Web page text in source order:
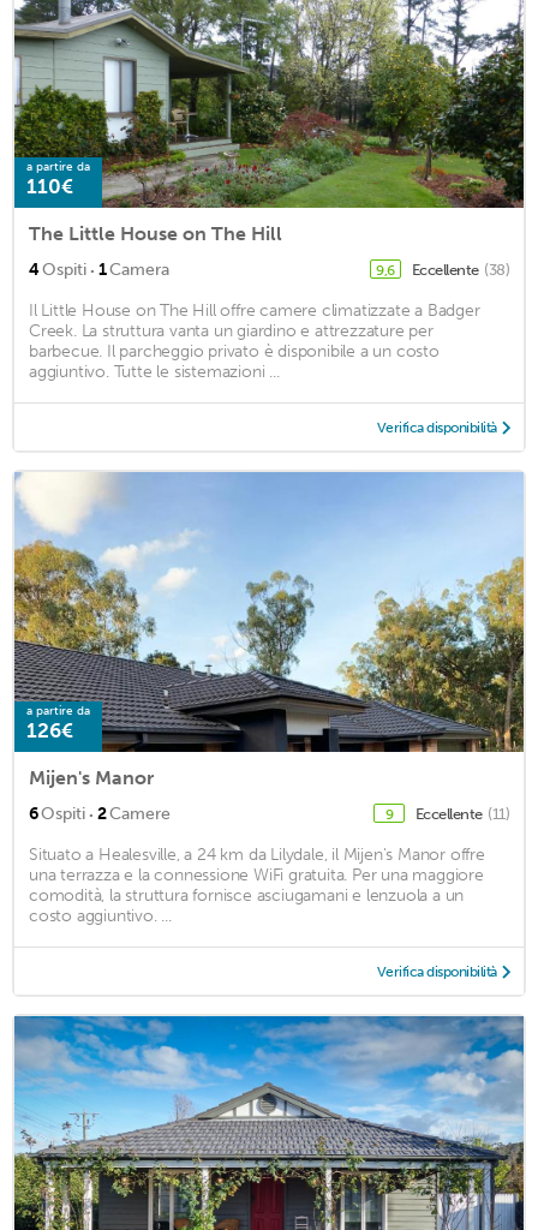
a partire da
110€
The Little House on The Hill
4Ospiti · 1Camera 9,6 Eccellente (38)
Il Little House on The Hill offre camere climatizzate a Badger
Creek. La struttura vanta un giardino e attrezzature per
barbecue. Il parcheggio privato è disponibile a un costo
aggiuntivo. Tutte le sistemazioni ...
Verifica disponibilità
a partire da
126€
Mijen's Manor
6Ospiti · 2Camere 9 Eccellente (11)
Situato a Healesville, a 24 km da Lilydale, il Mijen's Manor offre
una terrazza e la connessione WiFi gratuita. Per una maggiore
comodità, la struttura fornisce asciugamani e lenzuola a un
costo aggiuntivo. ...
Verifica disponibilità